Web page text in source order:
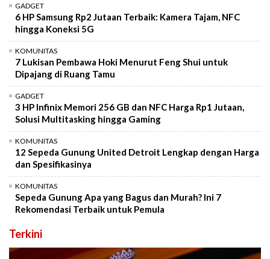
GADGET
6 HP Samsung Rp2 Jutaan Terbaik: Kamera Tajam, NFC
hingga Koneksi 5G
KOMUNITAS
7 Lukisan Pembawa Hoki Menurut Feng Shui untuk
Dipajang di Ruang Tamu
GADGET
3 HP Infinix Memori 256 GB dan NFC Harga Rp1 Jutaan,
Solusi Multitasking hingga Gaming
KOMUNITAS
12 Sepeda Gunung United Detroit Lengkap dengan Harga
dan Spesifikasinya
KOMUNITAS
Sepeda Gunung Apa yang Bagus dan Murah? Ini 7
Rekomendasi Terbaik untuk Pemula
Terkini